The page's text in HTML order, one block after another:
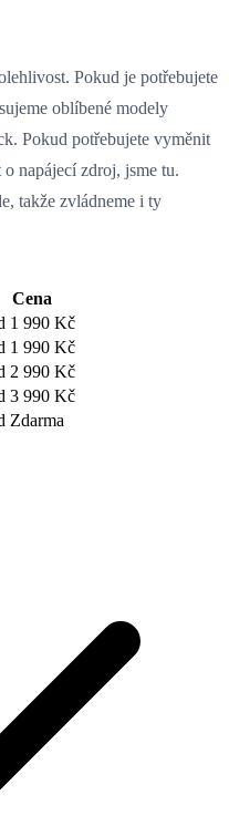
Pokud je potřebujete
oblíbené modely
Pokud potřebujete vyměnit
napájecí zdroj, jsme tu.
takže zvládneme i ty
Cena
1 990 Kč
1 990 Kč
2 990 Kč
3 990 Kč
Zdarma